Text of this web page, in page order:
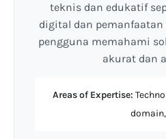
teknis dan edukatif
digital dan
pengguna memahami
akurat dan
Areas of Expertise:
domain,